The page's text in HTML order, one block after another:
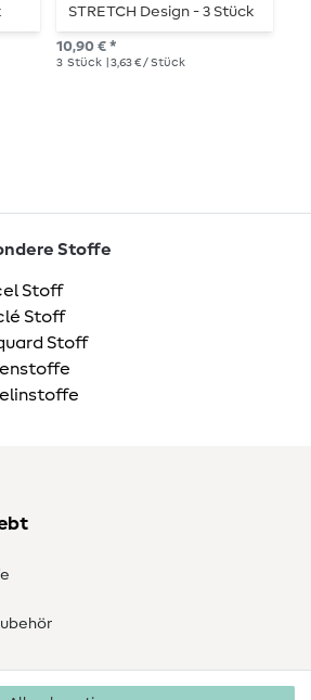
STRETCH Design - 3 Stück
- Stripes
10,90 € *
3 Stück | 3,63 € / Stück
Stoffe
Stoff
Stoff
Stoff